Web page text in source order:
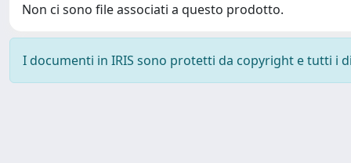
Non ci sono file associati a questo prodotto.
I documenti in IRIS sono protetti da copyright e tutti i